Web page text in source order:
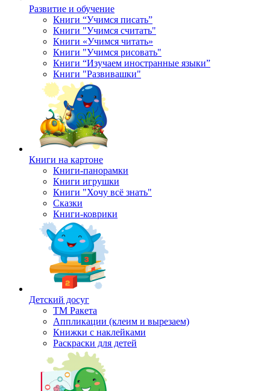
Развитие и обучение
Книги “Учимся писать”
Книги "Учимся считать"
Книги «Учимся читать»
Книги "Учимся рисовать"
Книги “Изучаем иностранные языки”
Книги "Развивашки"
Книги на картоне
Книги-панорамки
Книги игрушки
Книги "Хочу всё знать"
Сказки
Книги-коврики
Детский досуг
ТМ Ракета
Аппликации (клеим и вырезаем)
Книжки с наклейками
Раскраски для детей